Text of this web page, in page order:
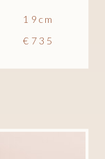
€735
19cm